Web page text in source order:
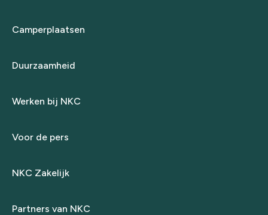
Camperplaatsen
Duurzaamheid
Werken bij NKC
Voor de pers
NKC Zakelijk
Partners van NKC